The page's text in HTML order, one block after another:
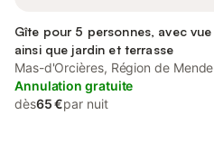
Gîte pour 5 personnes, avec vue
ainsi que jardin et terrasse
Mas-d'Orcières, Région de Mende
Annulation gratuite
dès65 €par nuit